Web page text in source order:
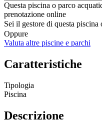
Questa piscina o parco
prenotazione online
Sei il gestore di questa piscina
Oppure
Valuta altre piscine e parchi
Caratteristiche
Tipologia
Piscina
Descrizione